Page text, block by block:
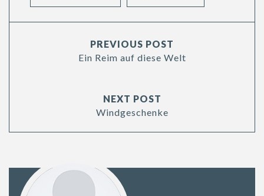
PREVIOUS POST
Ein Reim auf diese Welt
NEXT POST
Windgeschenke